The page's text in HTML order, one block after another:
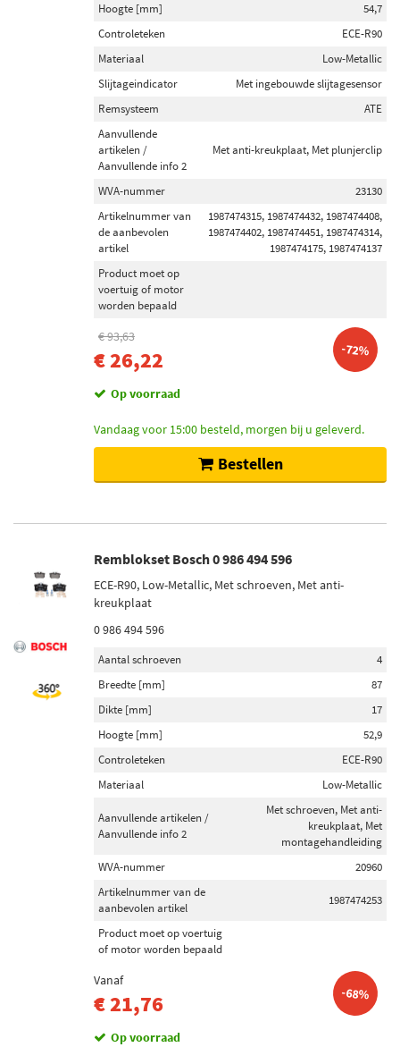
Hoogte [mm]
54,7
Controleteken
ECE-R90
Materiaal
Low-Metallic
Slijtageindicator
Met ingebouwde slijtagesensor
Remsysteem
ATE
Aanvullende
artikelen /
Aanvullende info 2
Met anti-kreukplaat, Met plunjerclip
WVA-nummer
23130
Artikelnummer van
de aanbevolen
artikel
1987474315, 1987474432, 1987474408,
1987474402, 1987474451, 1987474314,
1987474175, 1987474137
Product moet op
voertuig of motor
worden bepaald
€ 93,63
€ 26,22 -72%
Op voorraad
Vandaag voor 15:00 besteld, morgen bij u geleverd.
Bestellen
Remblokset Bosch 0 986 494 596
ECE-R90, Low-Metallic, Met schroeven, Met anti-
kreukplaat
0 986 494 596
Aantal schroeven
4
Breedte [mm]
87
Dikte [mm]
17
Hoogte [mm]
52,9
Controleteken
ECE-R90
Materiaal
Low-Metallic
Aanvullende artikelen /
Aanvullende info 2
Met schroeven, Met anti-
kreukplaat, Met
montagehandleiding
WVA-nummer
20960
Artikelnummer van de
aanbevolen artikel
1987474253
Product moet op voertuig
of motor worden bepaald
Vanaf
€ 21,76 -68%
Op voorraad